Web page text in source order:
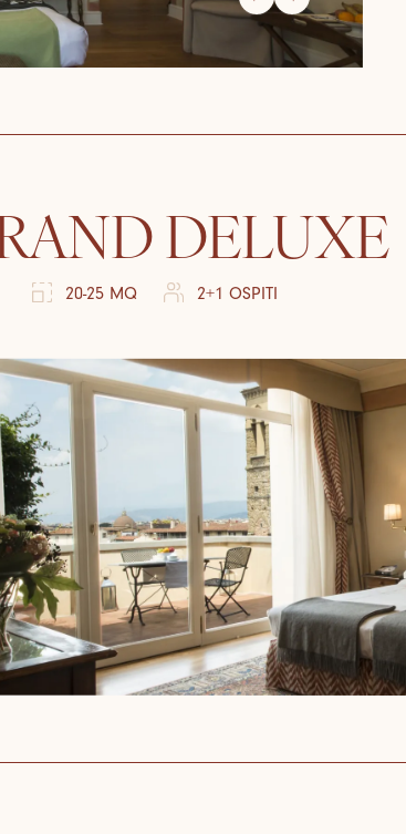
DELUXE
20-25 MQ 2+1 OSPITI